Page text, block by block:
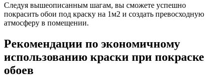
Следуя вышеописанным шагам, вы сможете успешно
покрасить обои под краску на 1м2 и создать превосходную
атмосферу в помещении.
Рекомендации по экономичному
использованию краски при покраске
обоев